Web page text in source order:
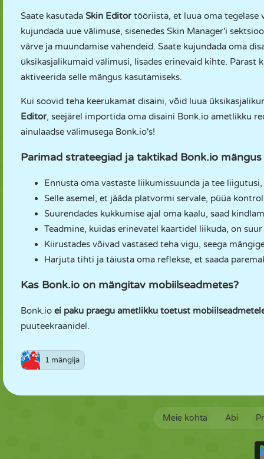
Saate kasutada Skin Editortööriista, et luua oma tegelase
kujundada uue välimuse, sisenedes Skin Manager'i
värve ja muundamise vahendeid. Saate kujundada oma
üksikasjalikumaid välimusi, lisades erinevaid kihte. Pärast
aktiveerida selle mängus kasutamiseks.
Kui soovid teha keerukamat disaini, võid luua
Editor, seejärel importida oma disaini Bonk.io ametlikku
ainulaadse välimusega Bonk.io's!
Parimad strateegiad ja taktikad Bonk.io mängus
Ennusta oma vastaste liikumissuunda ja tee
Selle asemel, et jääda platvormi servale, püüa
Suurendades kukkumise ajal oma kaalu, saad
Teadmine, kuidas erinevatel kaartidel liikuda, on suur
Kiirustades võivad vastased teha vigu, seega
Harjuta tihti ja täiusta oma reflekse, et saada
Kas Bonk.io on mängitav mobiilseadmetes?
Bonk.io ei paku praegu ametlikku toetust
puuteekraanidel.
1 mängija
Meie kohta Abi